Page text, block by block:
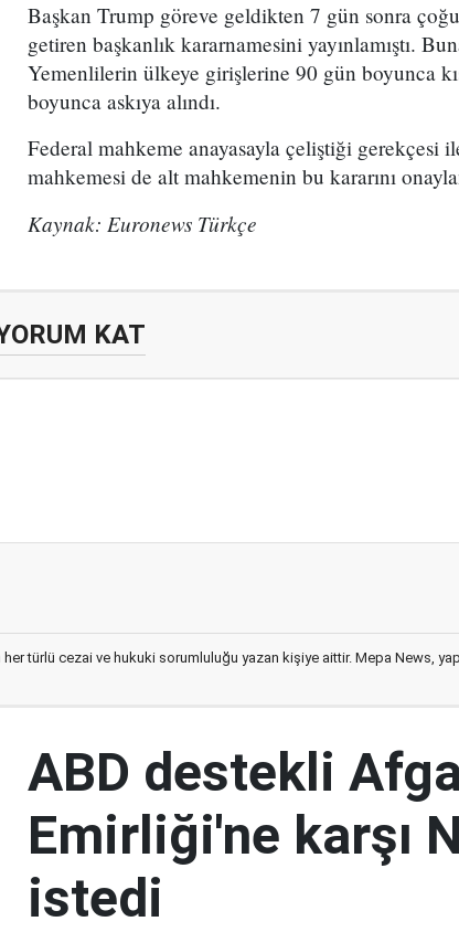
Başkan Trump göreve geldikten 7 gün sonra
getiren başkanlık kararnamesini yayınlamıştı.
Yemenlilerin ülkeye girişlerine 90 gün boyunca
boyunca askıya alındı.
Federal mahkeme anayasayla çeliştiği gerekçesi
mahkemesi de alt mahkemenin bu kararını
Kaynak: Euronews Türkçe
KAT
her türlü cezai ve hukuki sorumluluğu yazan kişiye aittir. Mepa News,
ABD destekli
Emirliği'ne karşı
istedi